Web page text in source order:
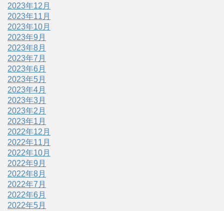
2023年12月
2023年11月
2023年10月
2023年9月
2023年8月
2023年7月
2023年6月
2023年5月
2023年4月
2023年3月
2023年2月
2023年1月
2022年12月
2022年11月
2022年10月
2022年9月
2022年8月
2022年7月
2022年6月
2022年5月